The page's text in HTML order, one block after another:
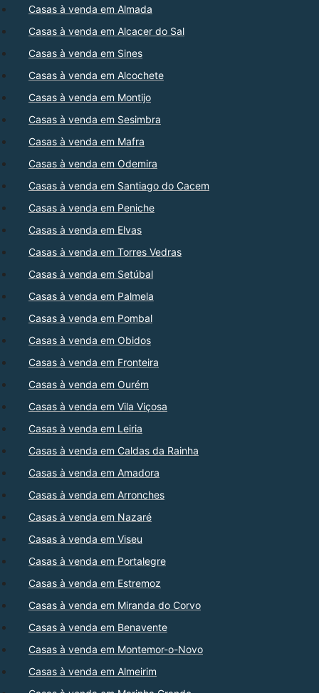
Casas à venda em Almada
Casas à venda em Alcacer do Sal
Casas à venda em Sines
Casas à venda em Alcochete
Casas à venda em Montijo
Casas à venda em Sesimbra
Casas à venda em Mafra
Casas à venda em Odemira
Casas à venda em Santiago do Cacem
Casas à venda em Peniche
Casas à venda em Elvas
Casas à venda em Torres Vedras
Casas à venda em Setúbal
Casas à venda em Palmela
Casas à venda em Pombal
Casas à venda em Obidos
Casas à venda em Fronteira
Casas à venda em Ourém
Casas à venda em Vila Viçosa
Casas à venda em Leiria
Casas à venda em Caldas da Rainha
Casas à venda em Amadora
Casas à venda em Arronches
Casas à venda em Nazaré
Casas à venda em Viseu
Casas à venda em Portalegre
Casas à venda em Estremoz
Casas à venda em Miranda do Corvo
Casas à venda em Benavente
Casas à venda em Montemor-o-Novo
Casas à venda em Almeirim